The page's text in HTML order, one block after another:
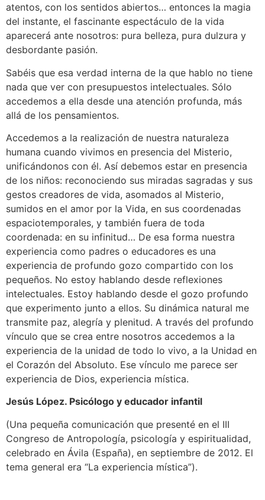
atentos, con los sentidos abiertos… entonces la magia
del instante, el fascinante espectáculo de la vida
aparecerá ante nosotros: pura belleza, pura dulzura y
desbordante pasión.
Sabéis que esa verdad interna de la que hablo no tiene
nada que ver con presupuestos intelectuales. Sólo
accedemos a ella desde una atención profunda, más
allá de los pensamientos.
Accedemos a la realización de nuestra naturaleza
humana cuando vivimos en presencia del Misterio,
unificándonos con él. Así debemos estar en presencia
de los niños: reconociendo sus miradas sagradas y sus
gestos creadores de vida, asomados al Misterio,
sumidos en el amor por la Vida, en sus coordenadas
espaciotemporales, y también fuera de toda
coordenada: en su infinitud… De esa forma nuestra
experiencia como padres o educadores es una
experiencia de profundo gozo compartido con los
pequeños. No estoy hablando desde reflexiones
intelectuales. Estoy hablando desde el gozo profundo
que experimento junto a ellos. Su dinámica natural me
transmite paz, alegría y plenitud. A través del profundo
vínculo que se crea entre nosotros accedemos a la
experiencia de la unidad de todo lo vivo, a la Unidad en
el Corazón del Absoluto. Ese vínculo me parece ser
experiencia de Dios, experiencia mística.
Jesús López. Psicólogo y educador infantil
(Una pequeña comunicación que presenté en el III
Congreso de Antropología, psicología y espiritualidad,
celebrado en Ávila (España), en septiembre de 2012. El
tema general era “La experiencia mística”).